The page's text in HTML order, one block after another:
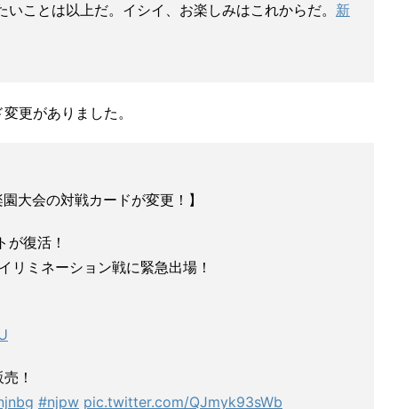
ことは以上だ。イシイ、お楽しみはこれからだ。 新
更がありました。
大会の対戦カードが変更！】
が復活！
リミネーション戦に緊急出場！
！
#njpw pic.twitter.com/QJmyk93sWb